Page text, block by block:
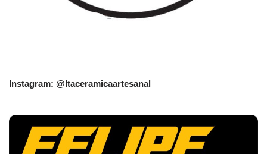
Instagram: @Itaceramicaartesanal